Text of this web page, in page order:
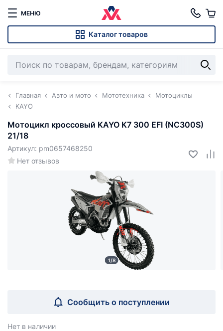
МЕНЮ
Каталог товаров
Главная Авто и мото Мототехника
Мотоциклы
KAYO
Мотоцикл кроссовый KAYO K7 300 EFI (NC300S)
21/18
Нет отзывов
Артикул: pm0657468250
1/8
Сообщить о поступлении
Нет в наличии